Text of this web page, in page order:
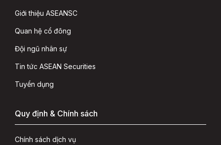
Giới thiệu ASEANSC
Quan hệ cổ đông
Đội ngũ nhân sự
Tin tức ASEAN Securities
Tuyển dụng
Quy định & Chính sách
Chính sách dịch vụ